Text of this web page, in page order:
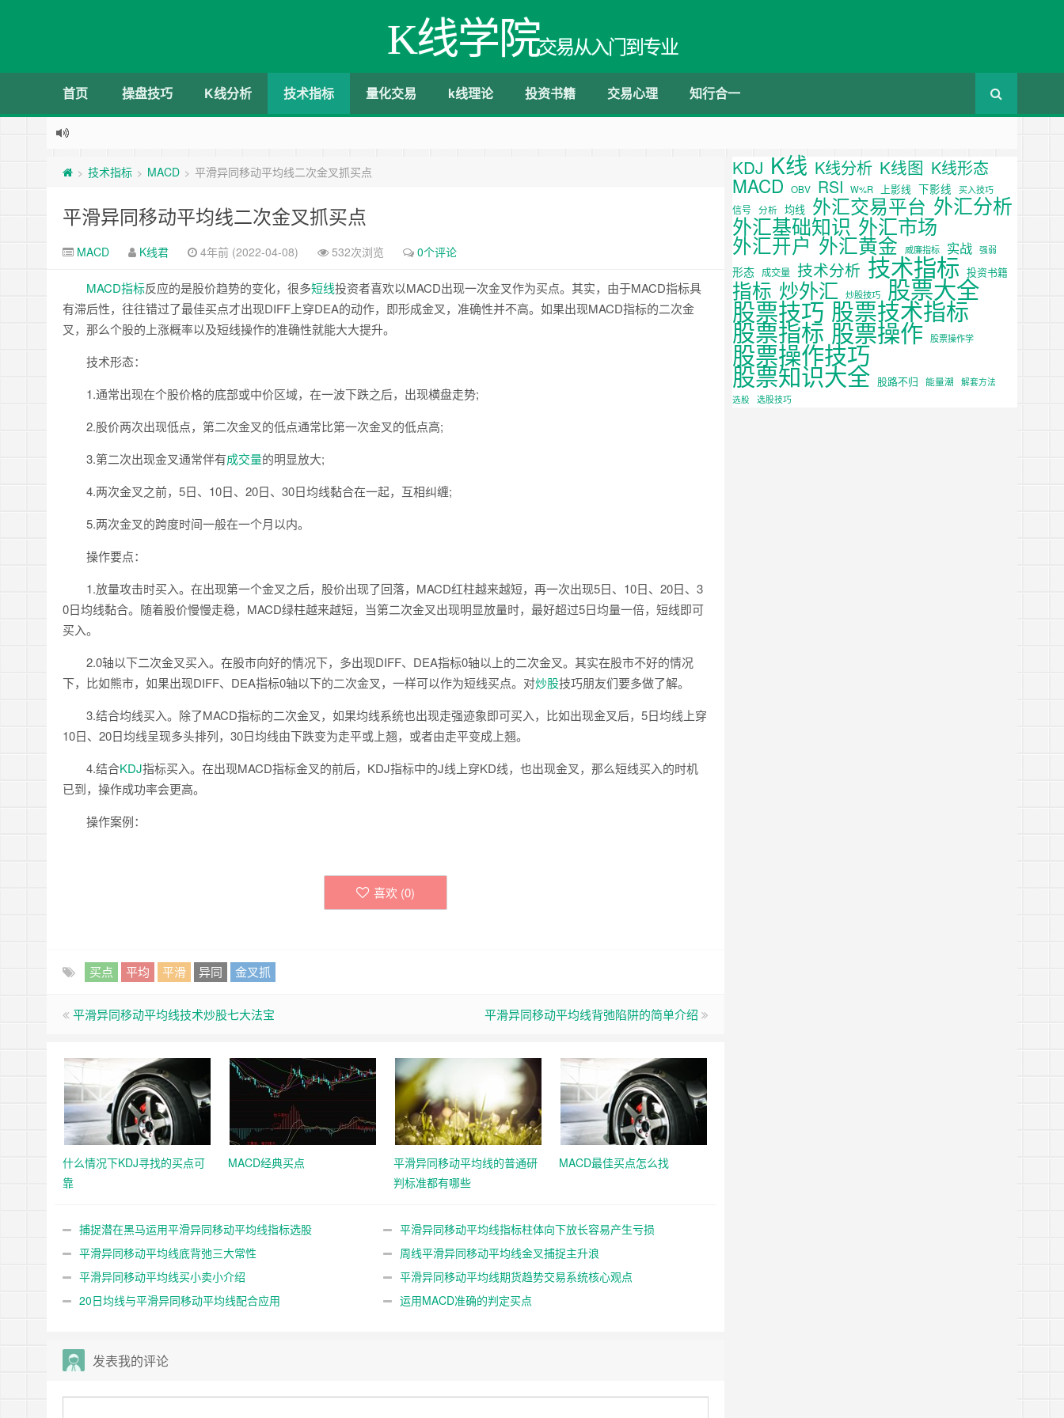
K线学院交易从入门到专业
首页 操盘技巧 K线分析 技术指标 量化交易 k线理论 投资书籍 交易心理 知行合一
> 技术指标 > MACD > 平滑异同移动平均线二次金叉抓买点
平滑异同移动平均线二次金叉抓买点
MACD K线君 4年前 (2022-04-08) 532次浏览 0个评论
MACD指标反应的是股价趋势的变化，很多短线投资者喜欢以MACD出现一次金叉作为买点。其实，由于MACD指标具
有滞后性，往往错过了最佳买点才出现DIFF上穿DEA的动作，即形成金叉，准确性并不高。如果出现MACD指标的二次金
叉，那么个股的上涨概率以及短线操作的准确性就能大大提升。
技术形态：
1.通常出现在个股价格的底部或中价区域，在一波下跌之后，出现横盘走势;
2.股价两次出现低点，第二次金叉的低点通常比第一次金叉的低点高;
3.第二次出现金叉通常伴有成交量的明显放大;
4.两次金叉之前，5日、10日、20日、30日均线黏合在一起，互相纠缠;
5.两次金叉的跨度时间一般在一个月以内。
操作要点：
1.放量攻击时买入。在出现第一个金叉之后，股价出现了回落，MACD红柱越来越短，再一次出现5日、10日、20日、3
0日均线黏合。随着股价慢慢走稳，MACD绿柱越来越短，当第二次金叉出现明显放量时，最好超过5日均量一倍，短线即可
买入。
2.0轴以下二次金叉买入。在股市向好的情况下，多出现DIFF、DEA指标0轴以上的二次金叉。其实在股市不好的情况
下，比如熊市，如果出现DIFF、DEA指标0轴以下的二次金叉，一样可以作为短线买点。对炒股技巧朋友们要多做了解。
3.结合均线买入。除了MACD指标的二次金叉，如果均线系统也出现走强迹象即可买入，比如出现金叉后，5日均线上穿
10日、20日均线呈现多头排列，30日均线由下跌变为走平或上翘，或者由走平变成上翘。
4.结合KDJ指标买入。在出现MACD指标金叉的前后，KDJ指标中的J线上穿KD线，也出现金叉，那么短线买入的时机
已到，操作成功率会更高。
操作案例：
喜欢 (0)
买点 平均 平滑 异同 金叉抓
平滑异同移动平均线技术炒股七大法宝 平滑异同移动平均线背弛陷阱的简单介绍
什么情况下KDJ寻找的买点可
靠
MACD经典买点
平滑异同移动平均线的普通研
判标准都有哪些
MACD最佳买点怎么找
捕捉潜在黑马运用平滑异同移动平均线指标选股
平滑异同移动平均线指标柱体向下放长容易产生亏损
平滑异同移动平均线底背弛三大常性
周线平滑异同移动平均线金叉捕捉主升浪
平滑异同移动平均线买小卖小介绍
平滑异同移动平均线期货趋势交易系统核心观点
20日均线与平滑异同移动平均线配合应用
运用MACD准确的判定买点
发表我的评论
KDJ K线 K线分析 K线图 K线形态
MACD OBV RSI W%R 上影线 下影线 买入技巧
信号 分析 均线 外汇交易平台 外汇分析
外汇基础知识 外汇市场
外汇开户 外汇黄金 威廉指标 实战 强弱
形态 成交量 技术分析 技术指标 投资书籍
指标 炒外汇 炒股技巧 股票大全
股票技巧 股票技术指标
股票指标 股票操作 股票操作学
股票操作技巧
股票知识大全 股路不归 能量潮
解套方法
选股
选股技巧